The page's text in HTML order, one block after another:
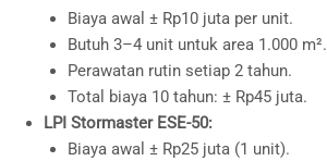
Biaya awal ± Rp10 juta per unit.
Butuh 3–4 unit untuk area 1.000 m².
Perawatan rutin setiap 2 tahun.
Total biaya 10 tahun: ± Rp45 juta.
LPI Stormaster ESE-50:
Biaya awal ± Rp25 juta (1 unit).